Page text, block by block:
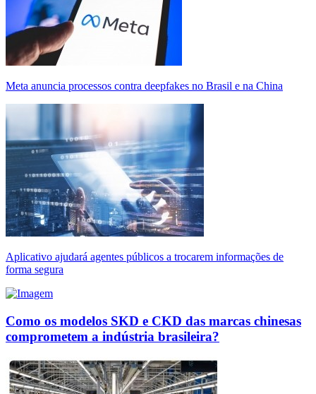
Meta anuncia processos contra deepfakes no Brasil e na China
Aplicativo ajudará agentes públicos a trocarem informações de
forma segura
Como os modelos SKD e CKD das marcas chinesas
comprometem a indústria brasileira?